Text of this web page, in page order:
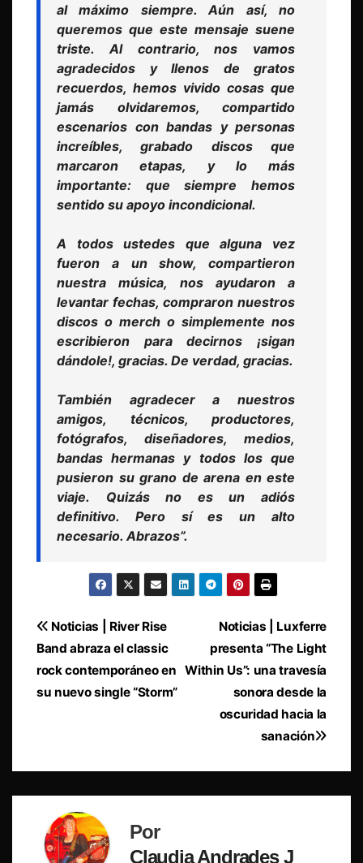
al máximo siempre. Aún así, no
queremos que este mensaje suene
triste. Al contrario, nos vamos
agradecidos y llenos de gratos
recuerdos, hemos vivido cosas que
jamás olvidaremos, compartido
escenarios con bandas y personas
increíbles, grabado discos que
marcaron etapas, y lo más
importante: que siempre hemos
sentido su apoyo incondicional.
A todos ustedes que alguna vez
fueron a unshow, compartieron
nuestra música, nos ayudaron a
levantar fechas, compraron nuestros
discos o merch o simplemente nos
escribieron para decirnos ¡sigan
dándole!, gracias. De verdad, gracias.
También agradecer a nuestros
amigos, técnicos, productores,
fotógrafos, diseñadores, medios,
bandas hermanas y todos los que
pusieron su grano de arena en este
viaje. Quizás no es un adiós
definitivo. Pero sí es un alto
necesario. Abrazos”.
Navegación
de
entradas
Noticias | Luxferre
presenta “The Light
Within Us”: una travesía
sonora desde la
oscuridad hacia la
sanación
Noticias | River Rise
Band abraza el classic
rock contemporáneo en
su nuevo single “Storm”
Por
Claudia Andrades J